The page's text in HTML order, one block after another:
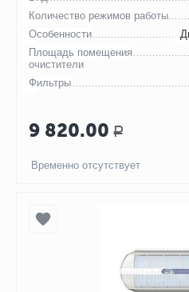
Количество режимов работы
Особенности
Площадь помещения
очистители
Фильтры
9 820.00 Р
Временно отсутствует